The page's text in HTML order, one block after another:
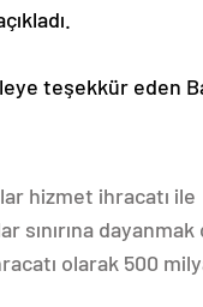
teşekkür eden
hizmet ihracatı ile
sınırına dayanmak
olarak 500